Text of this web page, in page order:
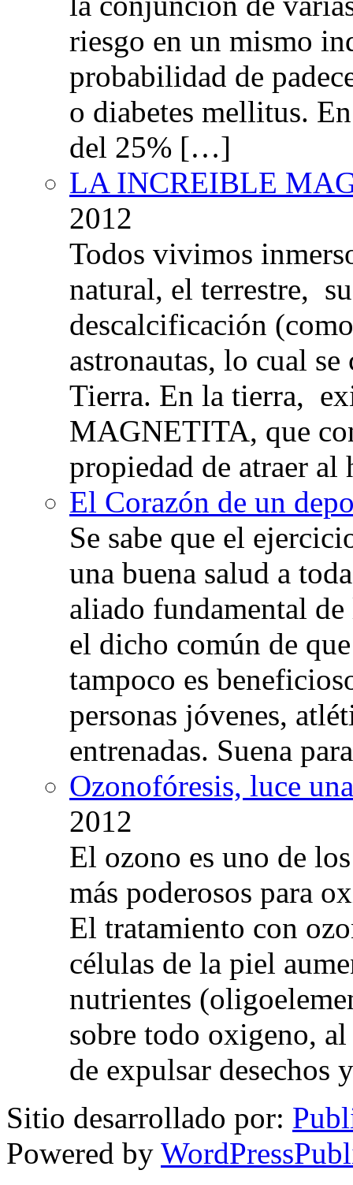
riesgo en un mismo
probabilidad de
o diabetes mellitus.
del 25% […]
LA INCREIBLE
2012
Todos vivimos
natural, el terrestre,
descalcificación
astronautas, lo cual
Tierra. En la tierra,
MAGNETITA, que
propiedad de atraer
El Corazón de un
Se sabe que el
una buena salud a
aliado fundamental
el dicho común de
tampoco es
personas jóvenes,
entrenadas. Suena
Ozonofóresis, luce
2012
El ozono es uno de
más poderosos para
El tratamiento con
células de la piel
nutrientes
sobre todo oxigeno,
de expulsar
Sitio desarrollado por:
Powered by